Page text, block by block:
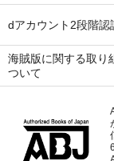
dアカウント2段階認
海賊版に関する取り
ついて